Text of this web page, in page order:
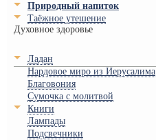
Природный напиток
Таёжное утешение
Духовное здоровье
Ладан
Нардовое миро из Иерусалима
Благовония
Сумочка с молитвой
Книги
Лампады
Подсвечники